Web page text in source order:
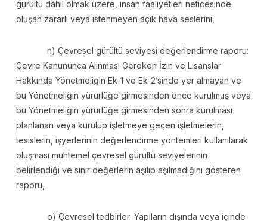
gürültü dâhil olmak üzere, insan faaliyetleri neticesinde
oluşan zararlı veya istenmeyen açık hava seslerini,
n) Çevresel gürültü seviyesi değerlendirme raporu:
Çevre Kanununca Alınması Gereken İzin ve Lisanslar
Hakkında Yönetmeliğin Ek-1 ve Ek-2’sinde yer almayan ve
bu Yönetmeliğin yürürlüğe girmesinden önce kurulmuş veya
bu Yönetmeliğin yürürlüğe girmesinden sonra kurulması
planlanan veya kurulup işletmeye geçen işletmelerin,
tesislerin, işyerlerinin değerlendirme yöntemleri kullanılarak
oluşması muhtemel çevresel gürültü seviyelerinin
belirlendiği ve sınır değerlerin aşılıp aşılmadığını gösteren
raporu,
o) Çevresel tedbirler: Yapıların dışında veya içinde